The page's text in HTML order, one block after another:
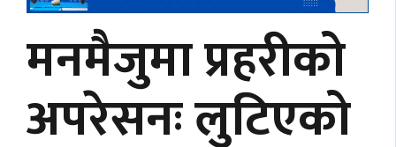
जीवनशैली
मनोरञ्जन/
साहित्य
मनमैजुमा प्रहरीको
अपरेसनः लुटिएको